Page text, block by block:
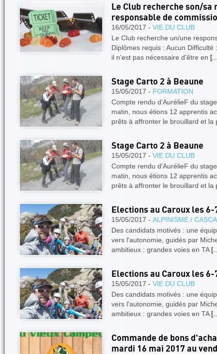
Le Club recherche son/sa
responsable de
16/05/2017 - VIE DU CLUB
Le Club recherche un/une
Diplômes requis : Aucun
il n'est pas nécessaire d'être en
Stage Carto 2 à Beaune
15/05/2017 - FORMATION
Compte rendu d'AurélieF du
matin, nous étions 12 apprentis
prêts à affronter le brouillard et la
Stage Carto 2 à Beaune
15/05/2017 - VIE DU CLUB
Compte rendu d'AurélieF du
matin, nous étions 12 apprentis
prêts à affronter le brouillard et la
Elections au Caroux les
15/05/2017 - ALPINISME /
Des candidats motivés : une
vers l'autonomie, guidés par
ambitieux : grandes voies en TA
Elections au Caroux les
15/05/2017 - VIE DU CLUB
Des candidats motivés : une
vers l'autonomie, guidés par
ambitieux : grandes voies en TA
Commande de bons
mardi 16 mai 2017 au